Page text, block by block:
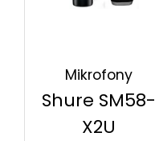
Mikrofony
Shure SM58-
X2U